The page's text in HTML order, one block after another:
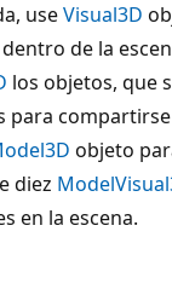
useVisual3D
de la
los objetos, que
para
objeto
diez
en la escena.